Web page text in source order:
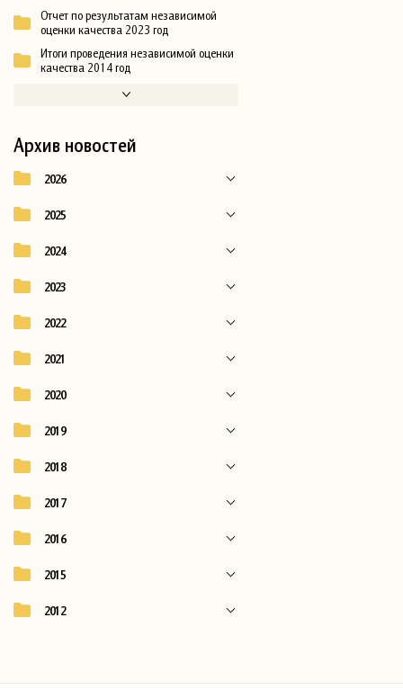
Отчет по результатам независимой
оценки качества 2023 год
Итоги проведения независимой оценки
качества 2014 год
Архив новостей
2026
2025
2024
2023
2022
2021
2020
2019
2018
2017
2016
2015
2012